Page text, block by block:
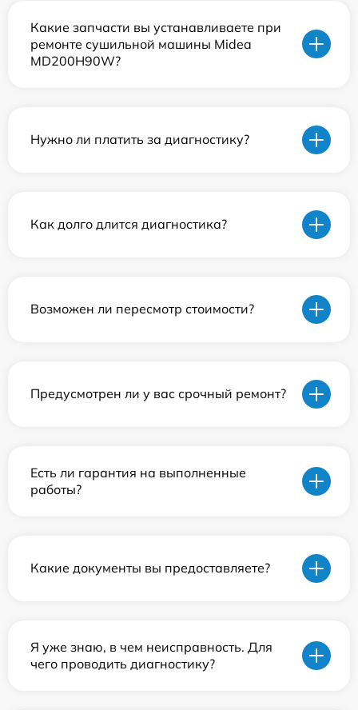
Какие запчасти вы устанавливаете при
ремонте сушильной машины Midea
MD200H90W?
Нужно ли платить за диагностику?
Как долго длится диагностика?
Возможен ли пересмотр стоимости?
Предусмотрен ли у вас срочный ремонт?
Есть ли гарантия на выполненные
работы?
Какие документы вы предоставляете?
Я уже знаю, в чем неисправность. Для
чего проводить диагностику?